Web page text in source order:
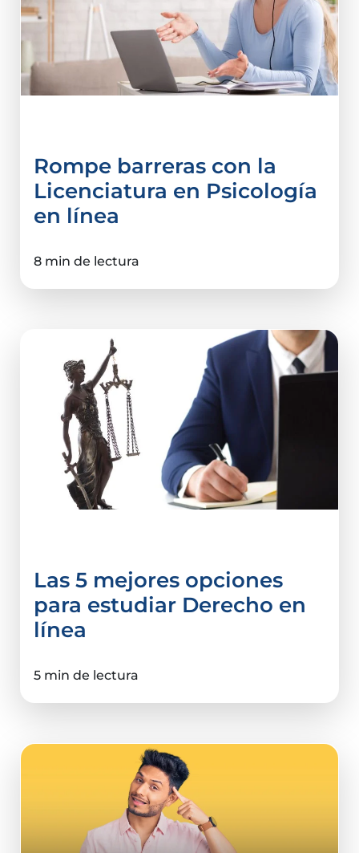
Rompe barreras con la
Licenciatura en Psicología
en línea
8 min de lectura
Las 5 mejores opciones
para estudiar Derecho en
línea
5 min de lectura